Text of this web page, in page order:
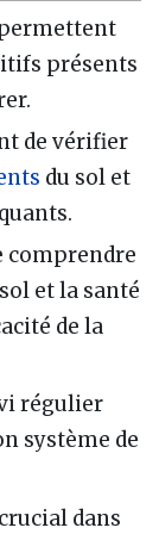
présents
de vérifier
du sol et
comprendre
et la santé
de la
régulier
système de
dans